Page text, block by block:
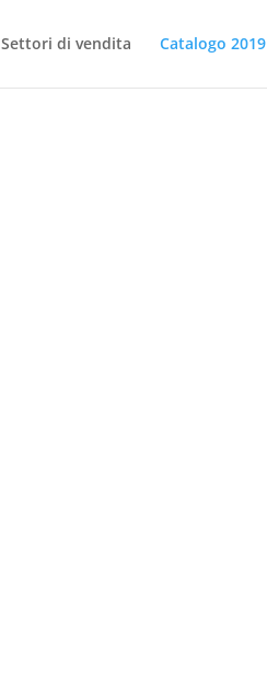
Settori di vendita Catalogo 2019